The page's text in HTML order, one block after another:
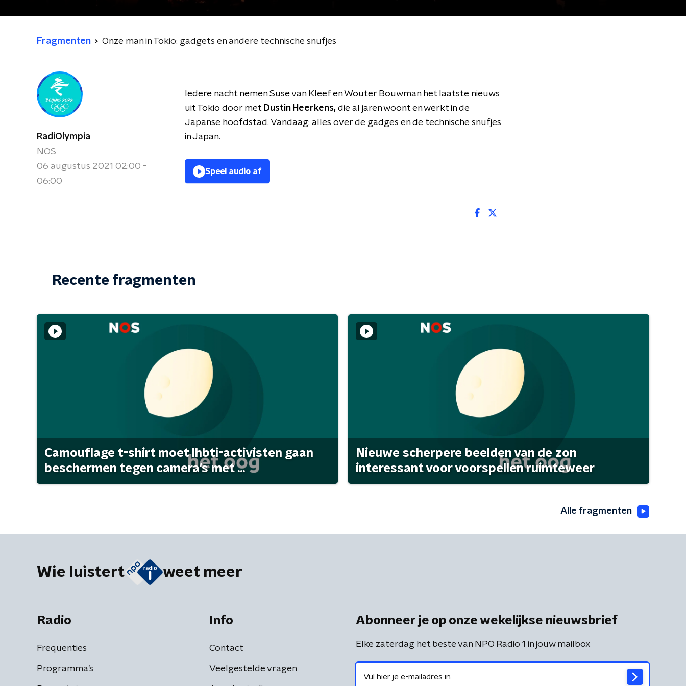
Fragmenten Onze man in Tokio: gadgets en andere technische snufjes
RadiOlympia
NOS
06 augustus 2021 02:00 -
06:00
Iedere nacht nemen Suse van Kleef en Wouter Bouwman het laatste nieuws
uit Tokio door met Dustin Heerkens, die al jaren woont en werkt in de
Japanse hoofdstad. Vandaag: alles over de gadges en de technische snufjes
in Japan.
Speel audio af
Recente fragmenten
Camouflage t-shirt moet lhbti-activisten gaan
beschermen tegen camera's met ...
Nieuwe scherpere beelden van de zon
interessant voor voorspellen ruimteweer
Alle fragmenten
Wie luistert weet meer
Radio
Frequenties
Programma's
Info
Contact
Veelgestelde vragen
Abonneer je op onze wekelijkse nieuwsbrief
Elke zaterdag het beste van NPO Radio 1 in jouw mailbox